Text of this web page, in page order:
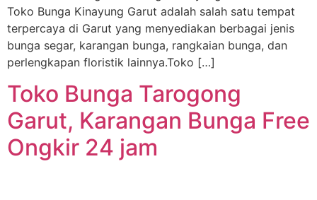
Toko Bunga Kinayung Garut adalah salah satu tempat
terpercaya di Garut yang menyediakan berbagai jenis
bunga segar, karangan bunga, rangkaian bunga, dan
perlengkapan floristik lainnya.Toko […]
Toko Bunga Tarogong
Garut, Karangan Bunga Free
Ongkir 24 jam